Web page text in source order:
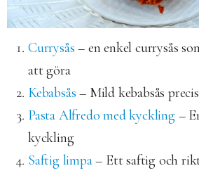
Currysås – en enkel currysås
att göra
Kebabsås – Mild kebabsås
Pasta Alfredo med kyckling–
kyckling
Saftig limpa– Ett saftig och